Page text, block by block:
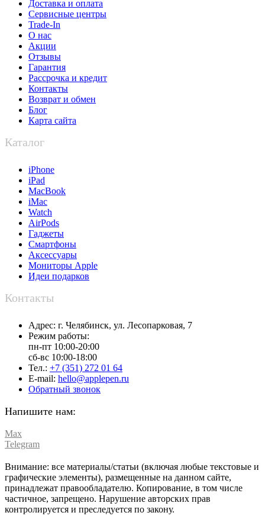
Доставка и оплата
Сервисные центры
Trade-In
О нас
Акции
Отзывы
Гарантия
Рассрочка и кредит
Контакты
Возврат и обмен
Блог
Карта сайта
Каталог
iPhone
iPad
MacBook
iMac
Watch
AirPods
Гаджеты
Смартфоны
Аксессуары
Мониторы Apple
Идеи подарков
Контакты
Адрес: г. Челябинск, ул. Лесопарковая, 7
Режим работы:
пн-пт 10:00-20:00
сб-вс 10:00-18:00
Тел.: +7 (351) 272 01 64
E-mail: hello@applepen.ru
Обратный звонок
Напишите нам:
Max
Telegram
Внимание: все материалы/статьи (включая любые текстовые и
графические элементы), размещенные на данном сайте,
принадлежат правообладателю. Копирование, в том числе
частичное, запрещено. Нарушение авторских прав
контролируется и преследуется по закону.